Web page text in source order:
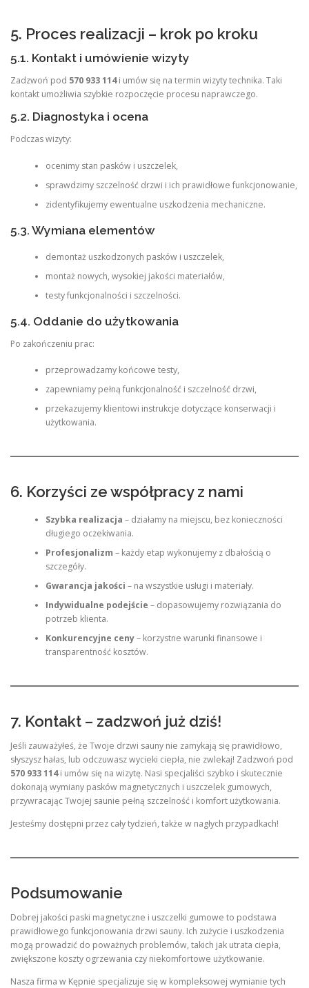
5. Proces realizacji – krok po kroku
5.1. Kontakt i umówienie wizyty
Zadzwoń pod 570 933 114i umów się na termin wizyty technika. Taki
kontakt umożliwia szybkie rozpoczęcie procesu naprawczego.
5.2. Diagnostyka i ocena
Podczas wizyty:
ocenimy stan pasków i uszczelek,
sprawdzimy szczelność drzwi i ich prawidłowe funkcjonowanie,
zidentyfikujemy ewentualne uszkodzenia mechaniczne.
5.3. Wymiana elementów
demontaż uszkodzonych pasków i uszczelek,
montaż nowych, wysokiej jakości materiałów,
testy funkcjonalności i szczelności.
5.4. Oddanie do użytkowania
Po zakończeniu prac:
przeprowadzamy końcowe testy,
zapewniamy pełną funkcjonalność i szczelność drzwi,
przekazujemy klientowi instrukcje dotyczące konserwacji i
użytkowania.
6. Korzyści ze współpracy z nami
Szybka realizacja – działamy na miejscu, bez konieczności
długiego oczekiwania.
Profesjonalizm – każdy etap wykonujemy z dbałością o
szczegóły.
Gwarancja jakości – na wszystkie usługi i materiały.
Indywidualne podejście – dopasowujemy rozwiązania do
potrzeb klienta.
Konkurencyjne ceny– korzystne warunki finansowe i
transparentność kosztów.
7. Kontakt – zadzwoń już dziś!
Jeśli zauważyłeś, że Twoje drzwi sauny nie zamykają się prawidłowo,
słyszysz hałas, lub odczuwasz wycieki ciepła, nie zwlekaj! Zadzwoń pod
570 933 114i umów się na wizytę. Nasi specjaliści szybko i skutecznie
dokonają wymiany pasków magnetycznych i uszczelek gumowych,
przywracając Twojej saunie pełną szczelność i komfort użytkowania.
Jesteśmy dostępni przez cały tydzień, także w nagłych przypadkach!
Podsumowanie
Dobrej jakości paski magnetyczne i uszczelki gumowe to podstawa
prawidłowego funkcjonowania drzwi sauny. Ich zużycie i uszkodzenia
mogą prowadzić do poważnych problemów, takich jak utrata ciepła,
zwiększone koszty ogrzewania czy niekomfortowe użytkowanie.
Nasza firma w Kępnie specjalizuje się w kompleksowej wymianie tych